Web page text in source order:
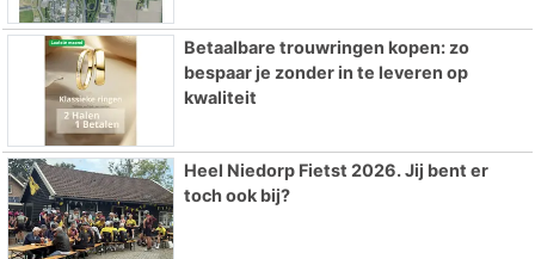
Betaalbare trouwringen kopen: zo
bespaar je zonder in te leveren op
kwaliteit
Heel Niedorp Fietst 2026. Jij bent er
toch ook bij?